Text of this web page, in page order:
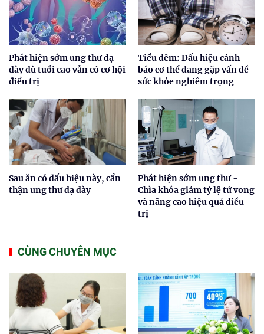
Phát hiện sớm ung thư dạ
dày dù tuổi cao vẫn có cơ hội
điều trị
Tiểu đêm: Dấu hiệu cảnh
báo cơ thể đang gặp vấn đề
sức khỏe nghiêm trọng
Sau ăn có dấu hiệu này, cẩn
thận ung thư dạ dày
Phát hiện sớm ung thư -
Chìa khóa giảm tỷ lệ tử vong
và nâng cao hiệu quả điều
trị
CÙNG CHUYÊN MỤC